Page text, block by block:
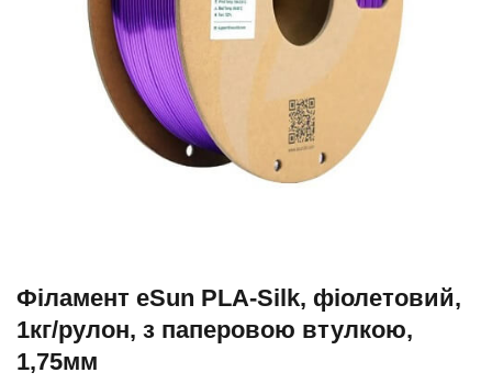
Філамент eSun PLA-Silk, фіолетовий,
1кг/рулон, з паперовою втулкою,
1,75мм